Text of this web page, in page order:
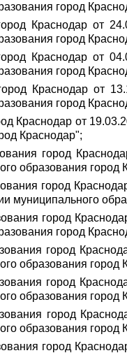
город
Краснодар от
город
Краснодар от
город
Краснодар от
город
Краснодар от
Краснодар";
город
образования город
город
муниципального
город
город
город
образования город
город
образования город
город
образования город
город